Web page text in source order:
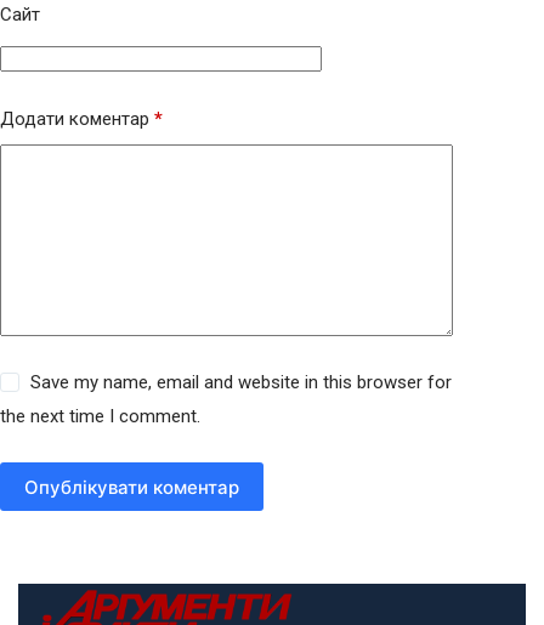
Сайт
Додати коментар *
Save my name, email and website in this browser for
the next time I comment.
Опублікувати коментар